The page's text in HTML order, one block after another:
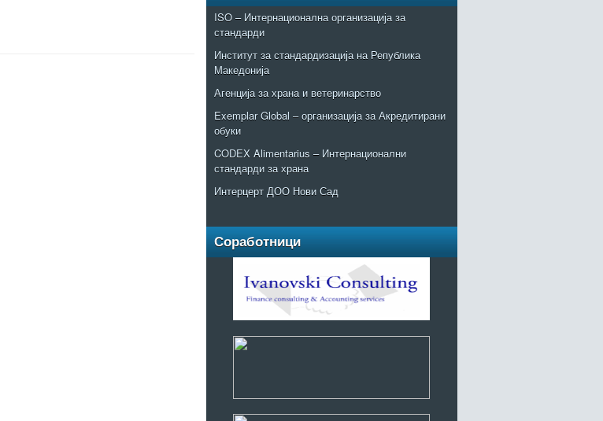
ISO – Интернационална организација за
стандарди
Институт за стандардизација на Република
Македонија
Агенција за храна и ветеринарство
Exemplar Global – организација за Акредитирани
обуки
CODEX Alimentarius – Интернационални
стандарди за храна
Интерцерт ДОО Нови Сад
Соработници